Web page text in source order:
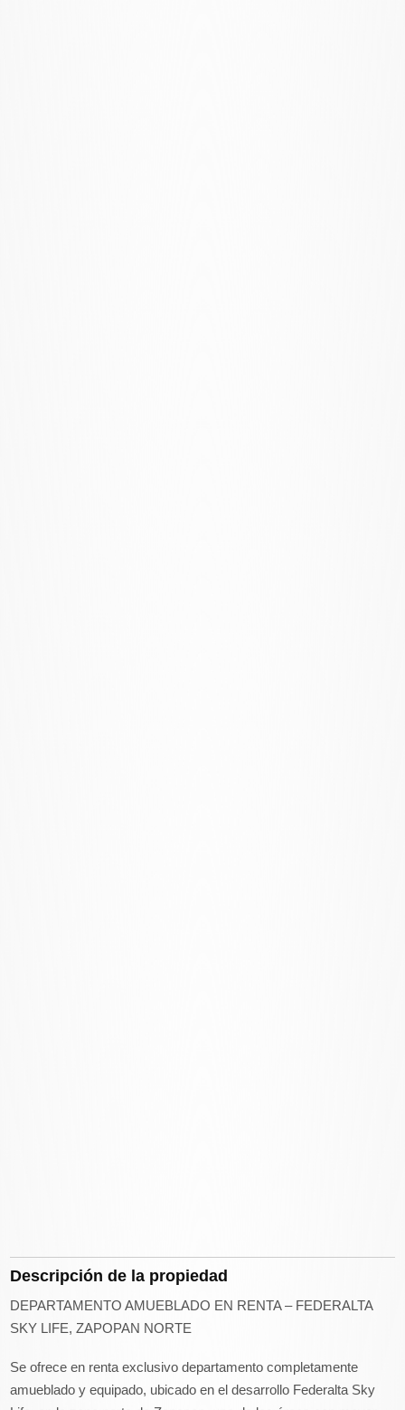
Descripción de la propiedad
DEPARTAMENTO AMUEBLADO EN RENTA – FEDERALTA
SKY LIFE, ZAPOPAN NORTE
Se ofrece en renta exclusivo departamento completamente
amueblado y equipado, ubicado en el desarrollo Federalta Sky